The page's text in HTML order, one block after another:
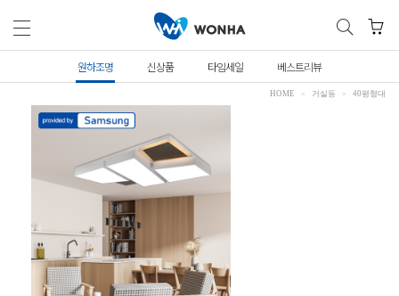
원하조명 신상품 타임세일 베스트리뷰
HOME 거실등 40평형대